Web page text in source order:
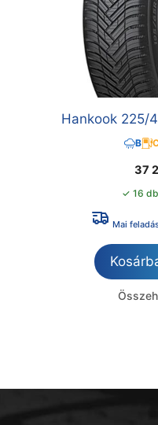
Hankook 225/
B
37
✓ 16
Mai